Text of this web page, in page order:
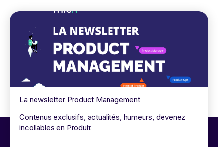
La newsletter Product Management
Contenus exclusifs, actualités, humeurs, devenez
incollables en Produit